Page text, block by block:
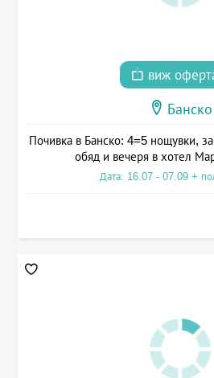
виж
Банско
Почивка в Банско: 4=5 нощувки,
обяд и вечеря в хотел
Дата: 16.07 - 07.09 +